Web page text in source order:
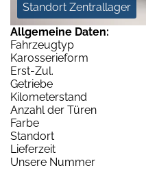
Standort Zentrallager
Allgemeine Daten:
Fahrzeugtyp
Karosserieform
Erst-Zul.
Getriebe
Kilometerstand
Anzahl der Türen
Farbe
Standort
Lieferzeit
Unsere Nummer